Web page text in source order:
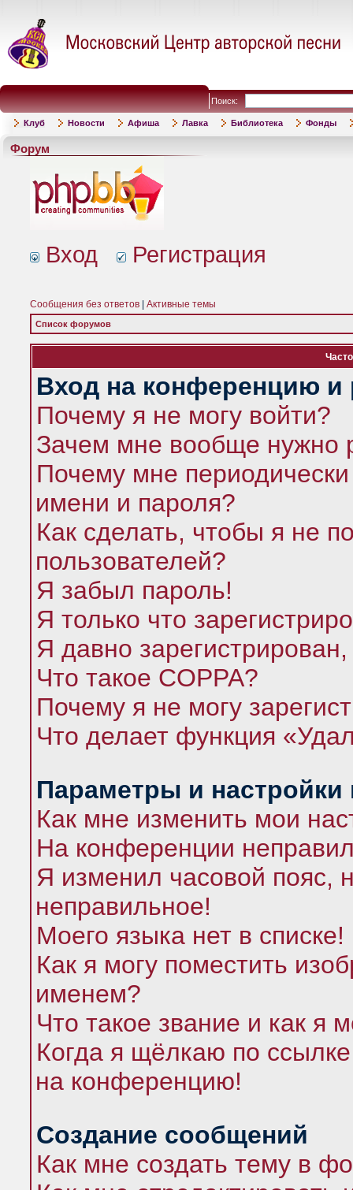
Поиск:
Клуб Новости Афиша Лавка Библиотека Фонды
Форум
Вход Регистрация
Сообщения без ответов Активные темы
Список форумов
Вход на конференцию и
Почему я не могу войти?
Зачем мне вообще нужно
Почему мне
имени и пароля?
Как сделать, чтобы я не
пользователей?
Я забыл пароль!
Я только что
Я давно
Что такое COPPA?
Почему я не могу
Что делает функция
Параметры и настройки
Как мне изменить мои
На конференции
Я изменил часовой пояс,
неправильное!
Моего языка нет в списке!
Как я могу поместить
именем?
Что такое звание и как я
Когда я щёлкаю по
на конференцию!
Создание сообщений
Как мне создать тему в